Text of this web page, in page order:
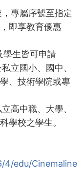
專屬序號至指定
即享教育優惠
學生皆可申請
國小、國中、
、技術學院或專
中職、大學、
學校之學生。
edu/Cinemaline